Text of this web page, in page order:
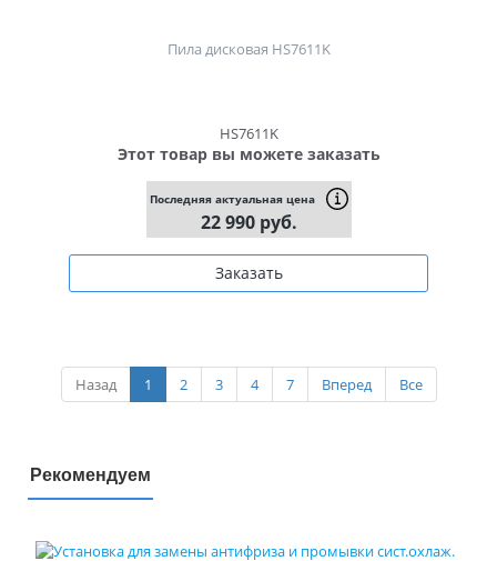
Пила дисковая HS7611K
HS7611K
Этот товар вы можете заказать
Последняя актуальная цена
22 990 руб.
Заказать
Назад 1 2 3 4 7 Вперед Все
Рекомендуем